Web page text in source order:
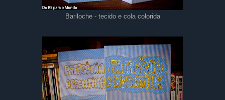
Bariloche - tecido e cola colorida